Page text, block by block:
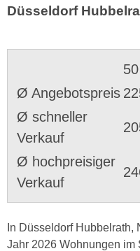
Düsseldorf
Ø Angebotspreis
Ø schneller
Verkauf
Ø hochpreisiger
Verkauf
In Düsseldorf
Jahr 2026 Wohnungen im